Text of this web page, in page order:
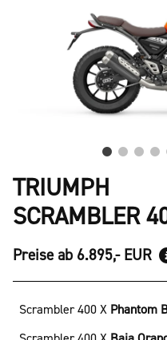
TRIUMPH
SCRAMBLER
Preise ab 6.895,- EUR
Scrambler 400 X Phantom